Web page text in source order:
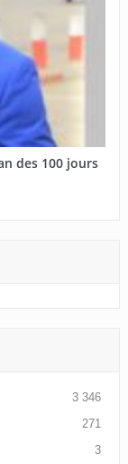
des 100 jours
3 346
271
3